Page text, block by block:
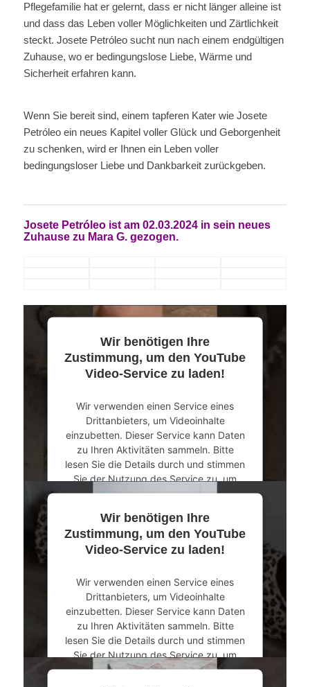
Pflegefamilie hat er gelernt, dass er nicht länger alleine ist
und dass das Leben voller Möglichkeiten und Zärtlichkeit
steckt. Josete Petróleo sucht nun nach einem endgültigen
Zuhause, wo er bedingungslose Liebe, Wärme und
Sicherheit erfahren kann.
Wenn Sie bereit sind, einem tapferen Kater wie Josete
Petróleo ein neues Kapitel voller Glück und Geborgenheit
zu schenken, wird er Ihnen ein Leben voller
bedingungsloser Liebe und Dankbarkeit zurückgeben.
Josete Petróleo ist am 02.03.2024 in sein neues
Zuhause zu Mara G. gezogen.
Wir benötigen Ihre
Zustimmung, um den YouTube
Video-Service zu laden!
Wir verwenden einen Service eines
Drittanbieters, um Videoinhalte
einzubetten. Dieser Service kann Daten
zu Ihren Aktivitäten sammeln. Bitte
lesen Sie die Details durch und stimmen
Sie der Nutzung des Service zu, um
dieses Video anzusehen.
Mehr Informationen
powered byUsercentrics Consent
Management Platform&eRecht24
Wir benötigen Ihre
Zustimmung, um den YouTube
Video-Service zu laden!
Wir verwenden einen Service eines
Drittanbieters, um Videoinhalte
einzubetten. Dieser Service kann Daten
zu Ihren Aktivitäten sammeln. Bitte
lesen Sie die Details durch und stimmen
Sie der Nutzung des Service zu, um
dieses Video anzusehen.